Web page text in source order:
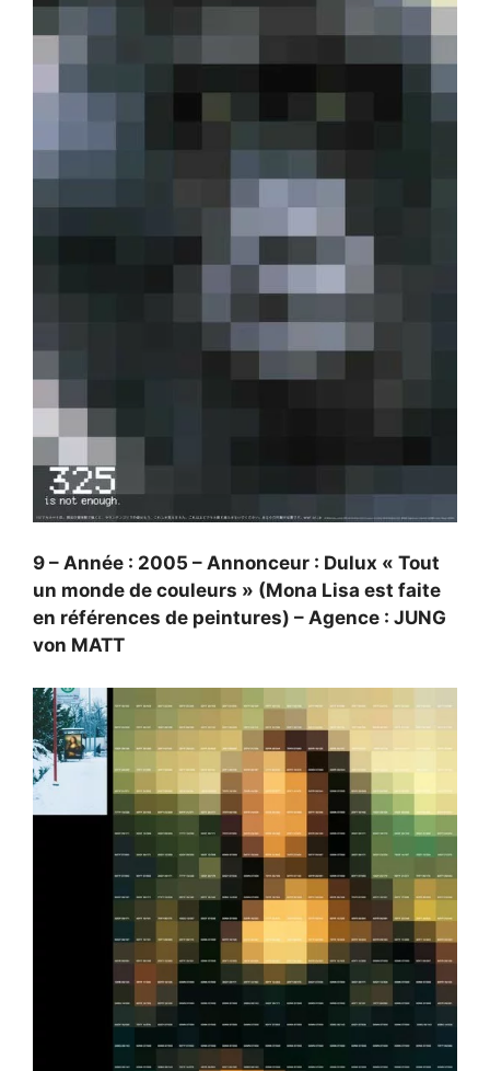
9 – Année : 2005 – Annonceur : Dulux « Tout
un monde de couleurs » (Mona Lisa est faite
en références de peintures) – Agence : JUNG
von MATT